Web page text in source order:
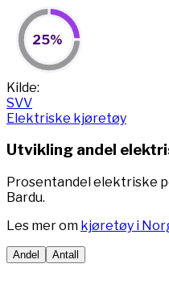
25%
Pie chart with 2 slices.
View as data table, 25%
25%
End of interactive chart.
Kilde:
SVV
Elektriske kjøretøy
Utvikling andel
Prosentandel elektriske
Bardu.
Les mer om kjøretøy i
Andel Antall